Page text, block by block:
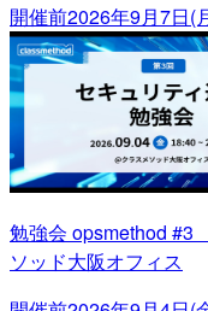
開催前2026年9月7日(
勉強会 opsmethod #3
ソッド大阪オフィス